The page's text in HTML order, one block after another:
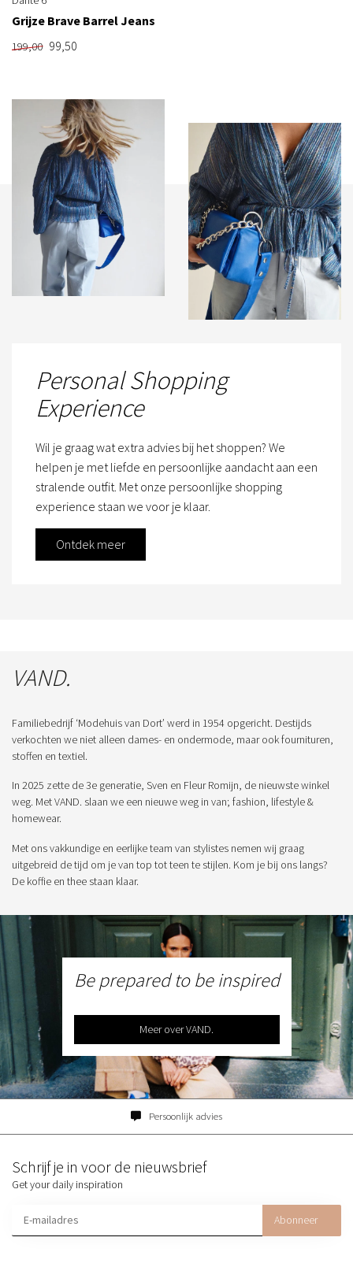
Grijze Brave Barrel Jeans
199,00 99,50
Personal Shopping
Experience
Wil je graag wat extra advies bij het shoppen? We
helpen je met liefde en persoonlijke aandacht aan een
stralende outfit. Met onze persoonlijke shopping
experience staan we voor je klaar.
Ontdek meer
VAND.
Familiebedrijf ‘Modehuis van Dort’ werd in 1954 opgericht. Destijds
verkochten we niet alleen dames- en ondermode, maar ook fournituren,
stoffen en textiel.
In 2025 zette de 3e generatie, Sven en Fleur Romijn, de nieuwste winkel
weg. Met VAND. slaan we een nieuwe weg in van; fashion, lifestyle &
homewear.
Met ons vakkundige en eerlijke team van stylistes nemen wij graag
uitgebreid de tijd om je van top tot teen te stijlen. Kom je bij ons langs?
De koffie en thee staan klaar.
Be prepared to be inspired
Meer over VAND.
Persoonlijk advies
Schrijf je in voor de nieuwsbrief
Get your daily inspiration
Abonneer